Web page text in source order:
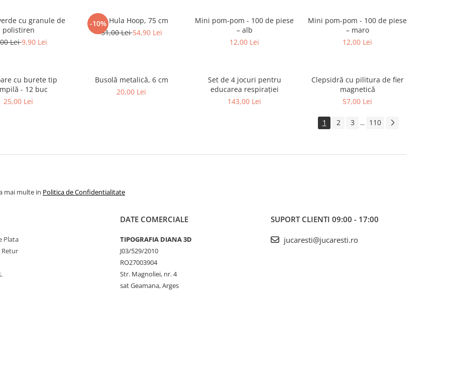
cu granule de
polistiren
Lei9,90 Lei
-10%
Inel Hula Hoop, 75 cm
61,00 Lei54,90 Lei
Mini pom-pom - 100 de piese
– alb
12,00 Lei
Mini pom-pom - 100 de piese
– maro
12,00 Lei
cu burete tip
- 12 buc
25,00 Lei
Busolă metalică, 6 cm
20,00 Lei
Set de 4 jocuri pentru
educarea respirației
143,00 Lei
Clepsidră cu pilitura de fier
magnetică
57,00 Lei
1 2 3 ... 110
mai multe in Politica de Confidentialitate
Plata
Retur
DATE COMERCIALE
TIPOGRAFIA DIANA 3D
J03/529/2010
RO27003904
Str. Magnoliei, nr. 4
sat Geamana, Arges
SUPORT CLIENTI 09:00 - 17:00
jucaresti@jucaresti.ro